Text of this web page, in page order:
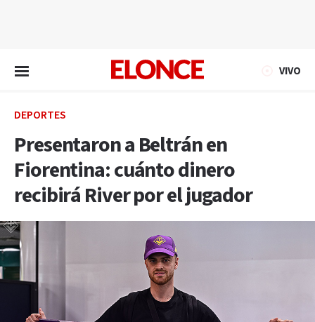
VIVO
DEPORTES
Presentaron a Beltrán en
Fiorentina: cuánto dinero
recibirá River por el jugador